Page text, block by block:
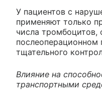
У пациентов с
применяют только
числа тромбоцитов,
тщательного
Влияние на
транспортными